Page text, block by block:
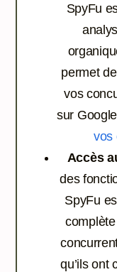
SpyFu
permet
vos
sur
vos
Accès
des
SpyFu
qu’ils ont